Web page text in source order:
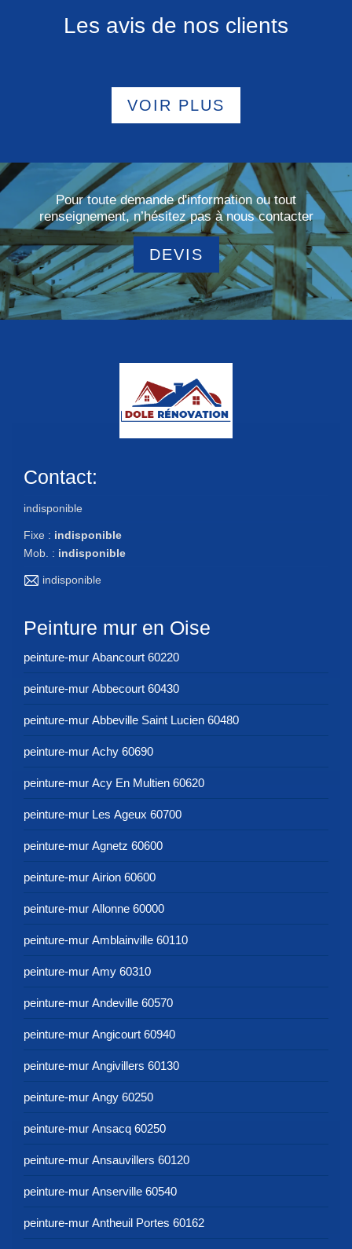
Les avis de nos clients
VOIR PLUS
Pour toute demande d'information ou tout
renseignement, n’hésitez pas à nous contacter
DEVIS
Contact:
indisponible
Fixe : indisponible
Mob. : indisponible
indisponible
Peinture mur en Oise
peinture-mur Abancourt 60220
peinture-mur Abbecourt 60430
peinture-mur Abbeville Saint Lucien 60480
peinture-mur Achy 60690
peinture-mur Acy En Multien 60620
peinture-mur Les Ageux 60700
peinture-mur Agnetz 60600
peinture-mur Airion 60600
peinture-mur Allonne 60000
peinture-mur Amblainville 60110
peinture-mur Amy 60310
peinture-mur Andeville 60570
peinture-mur Angicourt 60940
peinture-mur Angivillers 60130
peinture-mur Angy 60250
peinture-mur Ansacq 60250
peinture-mur Ansauvillers 60120
peinture-mur Anserville 60540
peinture-mur Antheuil Portes 60162